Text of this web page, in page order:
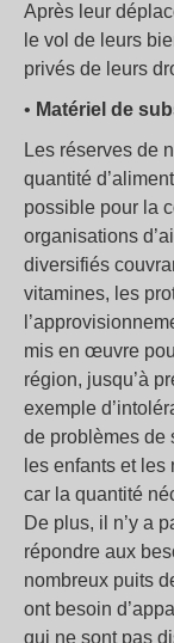
Après leur
le vol de leurs
privés de leurs
• Matériel de
Les réserves de
quantité
possible pour la
organisations
diversifiés
vitamines, les
mis en œuvre
région, jusqu’à
exemple
de problèmes de
les enfants et
car la quantité
De plus, il n’y a
répondre aux
nombreux puits
ont besoin
qui ne sont pas